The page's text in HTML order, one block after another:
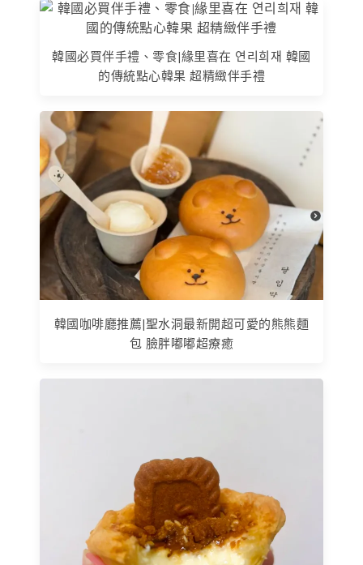
韓國必買伴手禮、零食|緣里喜在 연리희재 韓國
的傳統點心韓果 超精緻伴手禮
韓國咖啡廳推薦|聖水洞最新開超可愛的熊熊麵
包 臉胖嘟嘟超療癒